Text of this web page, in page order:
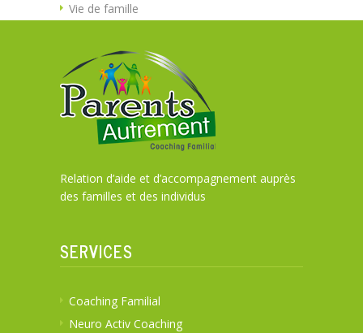
Vie de famille
Relation d’aide et d’accompagnement auprès
des familles et des individus
SERVICES
Coaching Familial
Neuro Activ Coaching